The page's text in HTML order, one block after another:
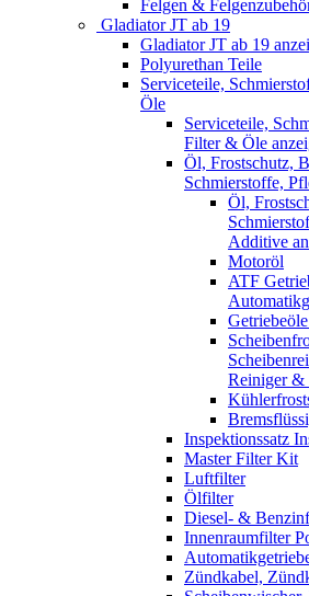
Felgen &
Gladiator JT ab 19
Gladiator JT ab 19
Polyurethan Teile
Serviceteile,
Öle
Serviceteile,
Filter & Öle
Öl, Frostschutz,
Schmierstoffe,
Öl,
Additive
Motoröl
ATF
Reiniger &
Inspektionssatz
Master Filter Kit
Luftfilter
Ölfilter
Diesel- &
Innenraumfilter
Zündkabel,